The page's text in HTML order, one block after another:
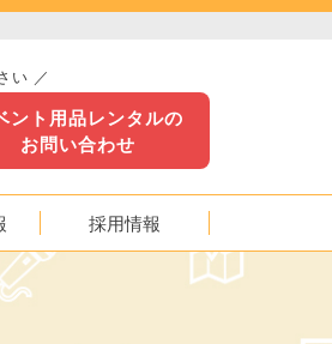
い ／
ント用品レンタルの
お問い合わせ
採用情報